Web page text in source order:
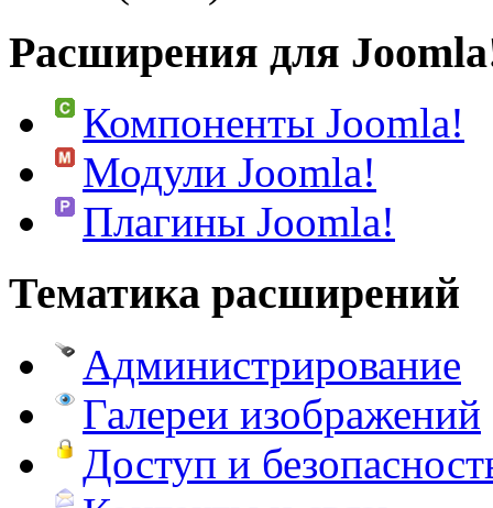
Расширения для
Компоненты Joomla!
Модули Joomla!
Плагины Joomla!
Тематика расширений
Администрирование
Галереи изображений
Доступ и